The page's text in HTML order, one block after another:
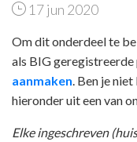
17 jun 2020
Om dit onderdeel te
als BIG
aanmaken . Ben je
hieronder uit een van
Elke ingeschreven